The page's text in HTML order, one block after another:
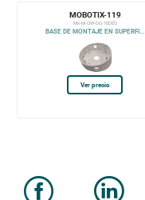
MOBOTIX-119
Mx-M-OW-DQ-10DEG
BASE DE MONTAJE EN SUPERFI...
Ver precio